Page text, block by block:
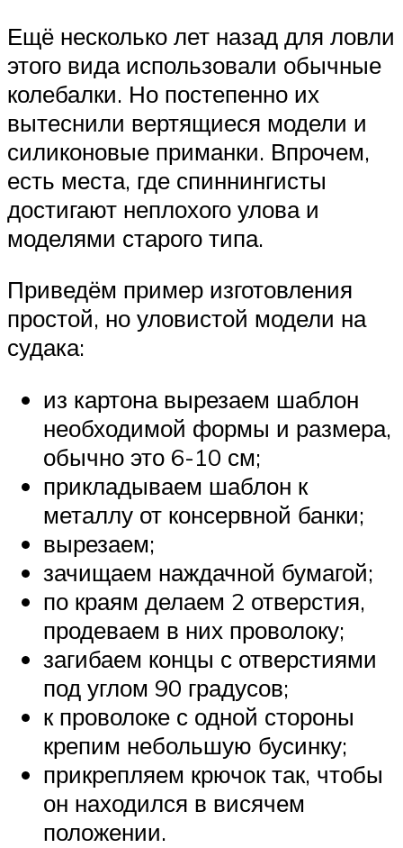
Ещё несколько лет назад для ловли
этого вида использовали обычные
колебалки. Но постепенно их
вытеснили вертящиеся модели и
силиконовые приманки. Впрочем,
есть места, где спиннингисты
достигают неплохого улова и
моделями старого типа.
Приведём пример изготовления
простой, но уловистой модели на
судака:
из картона вырезаем шаблон
необходимой формы и размера,
обычно это 6-10 см;
прикладываем шаблон к
металлу от консервной банки;
вырезаем;
зачищаем наждачной бумагой;
по краям делаем 2 отверстия,
продеваем в них проволоку;
загибаем концы с отверстиями
под углом 90 градусов;
к проволоке с одной стороны
крепим небольшую бусинку;
прикрепляем крючок так, чтобы
он находился в висячем
положении.